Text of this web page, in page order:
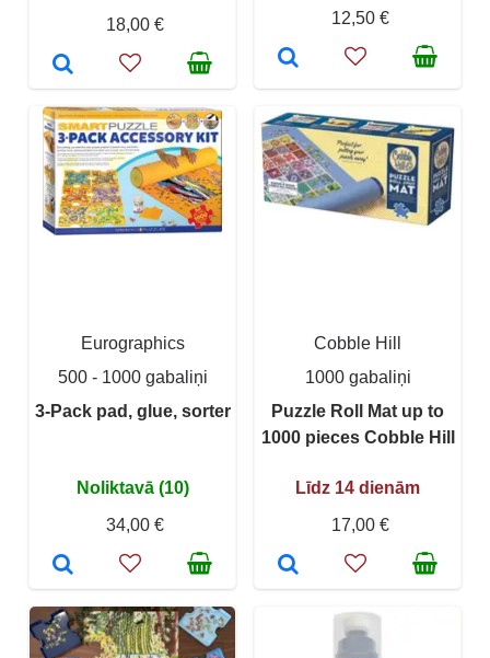
18,00 € 12,50 €
Eurographics
500 - 1000 gabaliņi
3-Pack pad, glue, sorter
Noliktavā (10)
34,00 €
Cobble Hill
1000 gabaliņi
Puzzle Roll Mat up to
1000 pieces Cobble Hill
Līdz 14 dienām
17,00 €